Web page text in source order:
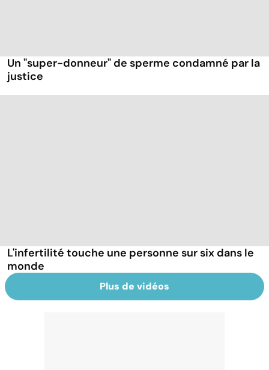
Un "super-donneur" de sperme condamné par la
justice
L'infertilité touche une personne sur six dans le
monde
Plus de vidéos